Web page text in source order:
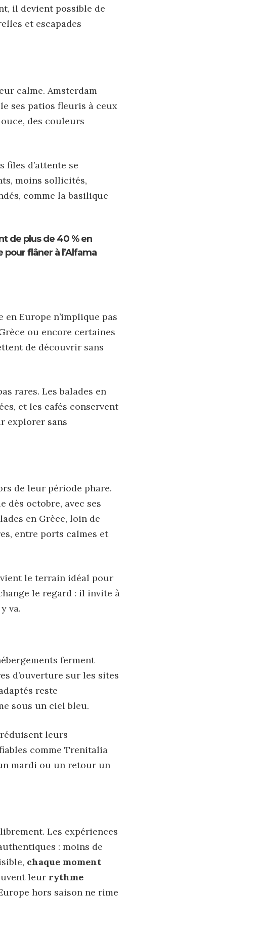
il devient possible de
et escapades
calme. Amsterdam
ses patios fleuris à ceux
des couleurs
files d’attente se
moins sollicités,
comme la basilique
de plus de 40 % en
pour flâner à l’Alfama
Europe n’implique pas
ou encore certaines
de découvrir sans
rares. Les balades en
et les cafés conservent
explorer sans
de leur période phare.
dès octobre, avec ses
en Grèce, loin de
entre ports calmes et
le terrain idéal pour
le regard : il invite à
va.
ferment
d’ouverture sur les sites
reste
sous un ciel bleu.
leurs
comme Trenitalia
mardi ou un retour un
Les expériences
: moins de
chaque moment
leur rythme
hors saison ne rime